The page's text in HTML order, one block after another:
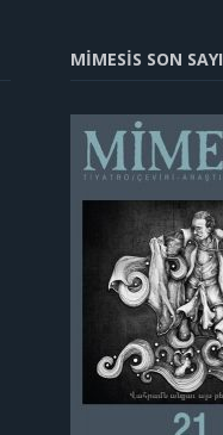
MİMESİS SON SAYI